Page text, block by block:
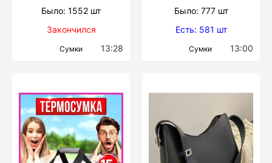
Было: 1552 шт
Закончился
Сумки 13:28
Было: 777 шт
Есть: 581 шт
Сумки 13:00